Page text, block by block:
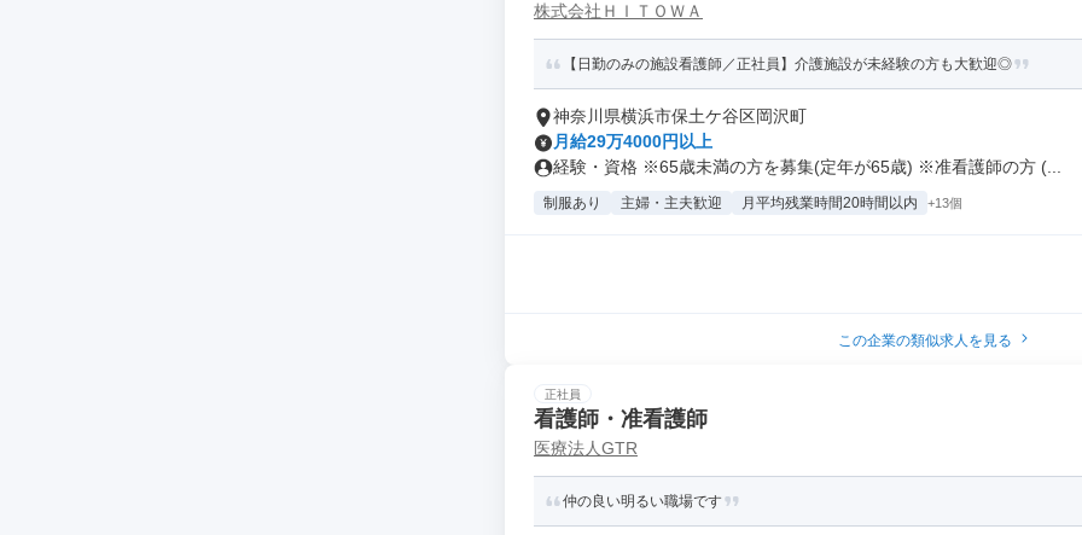
株式会社ＨＩＴＯＷＡ
【日勤のみの施設看護師／正社員】介護施設が未経験の方も大歓迎◎
神奈川県横浜市保土ケ谷区岡沢町
月給29万4000円以上
経験・資格 ※65歳未満の方を募集(定年が65歳) ※准看護師の方 (...
制服あり 主婦・主夫歓迎 月平均残業時間20時間以内 +13個
この企業の類似求人を見る
正社員
看護師・准看護師
医療法人GTR
仲の良い明るい職場です